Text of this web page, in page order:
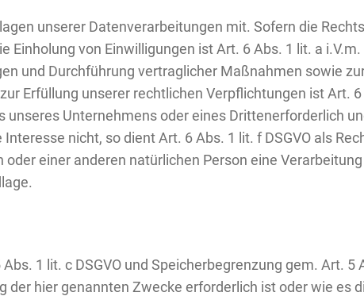
unserer Datenverarbeitungen mit. Sofern die
von Einwilligungen ist Art. 6 Abs. 1 lit. a i.V.m.
und Durchführung vertraglicher Maßnahmen sowie
Erfüllung unserer rechtlichen Verpflichtungen ist Art. 6
Unternehmens oder eines Drittenerforderlich
nicht, so dient Art. 6 Abs. 1 lit. f DSGVO als
einer anderen natürlichen Person eine
1 lit. c DSGVO und Speicherbegrenzung gem. Art. 5
hier genannten Zwecke erforderlich ist oder wie es